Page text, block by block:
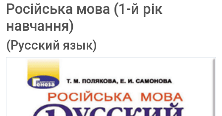
Російська мова (1-й рік
навчання)
(Русский язык)